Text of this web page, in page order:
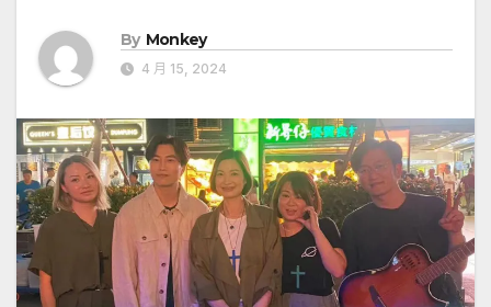
By Monkey
4 月 15, 2024